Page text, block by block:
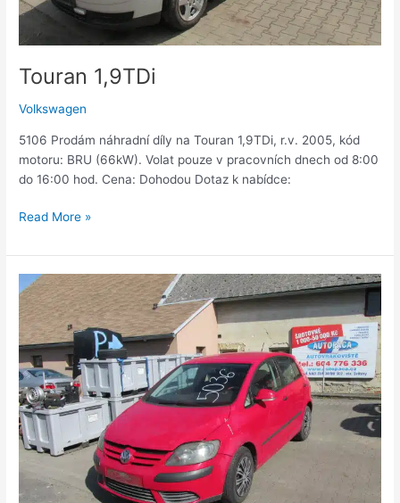
Touran 1,9TDi
Volkswagen
5106 Prodám náhradní díly na Touran 1,9TDi, r.v. 2005, kód
motoru: BRU (66kW). Volat pouze v pracovních dnech od 8:00
do 16:00 hod. Cena: Dohodou Dotaz k nabídce:
Read More »
Golf
plus
1,6i